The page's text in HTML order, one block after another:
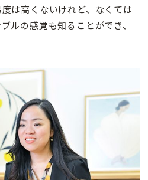
は高くないけれど、なくては
ルの感覚も知ることができ、